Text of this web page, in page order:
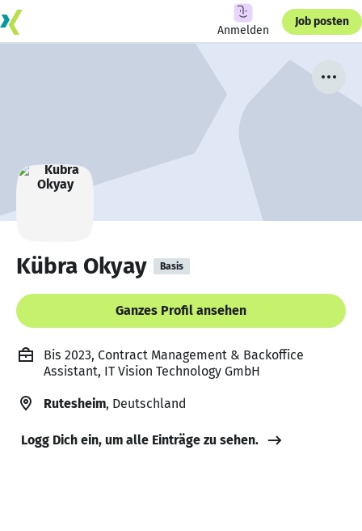
Anmelden
Job posten
Kübra Okyay Basis
Ganzes Profil ansehen
Bis 2023, Contract Management & Backoffice
Assistant, IT Vision Technology GmbH
Rutesheim, Deutschland
Logg Dich ein, um alle Einträge zu sehen.